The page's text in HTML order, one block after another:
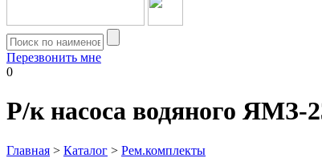
Перезвонить мне
0
Р/к насоса водяного ЯМЗ-
Главная > Каталог > Рем.комплекты